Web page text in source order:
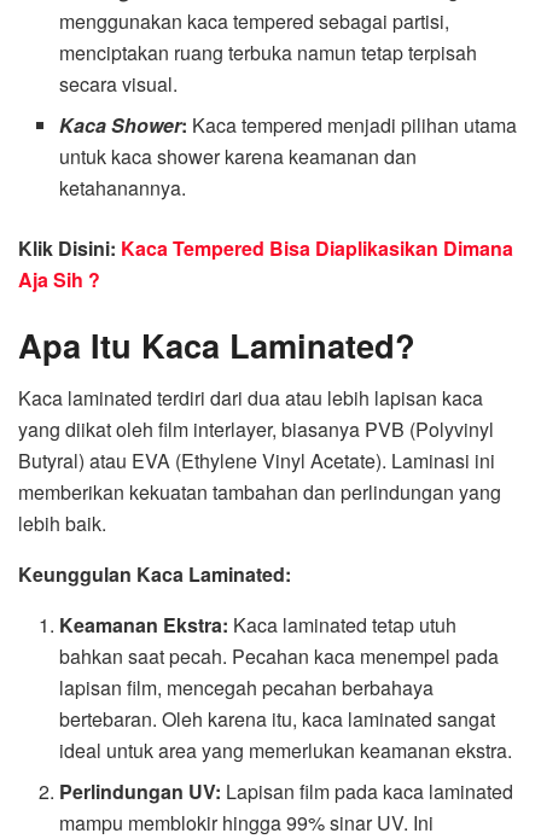
menggunakan kaca tempered sebagai partisi,
menciptakan ruang terbuka namun tetap terpisah
secara visual.
Kaca Shower: Kaca tempered menjadi pilihan utama
untuk kaca shower karena keamanan dan
ketahanannya.
Klik Disini: Kaca Tempered Bisa Diaplikasikan Dimana
Aja Sih ?
Apa Itu Kaca Laminated?
Kaca laminated terdiri dari dua atau lebih lapisan kaca
yang diikat oleh film interlayer, biasanya PVB (Polyvinyl
Butyral) atau EVA (Ethylene Vinyl Acetate). Laminasi ini
memberikan kekuatan tambahan dan perlindungan yang
lebih baik.
Keunggulan Kaca Laminated:
Keamanan Ekstra: Kaca laminated tetap utuh
bahkan saat pecah. Pecahan kaca menempel pada
lapisan film, mencegah pecahan berbahaya
bertebaran. Oleh karena itu, kaca laminated sangat
ideal untuk area yang memerlukan keamanan ekstra.
Perlindungan UV: Lapisan film pada kaca laminated
mampu memblokir hingga 99% sinar UV. Ini